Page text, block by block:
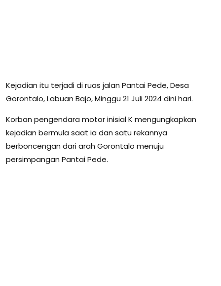
Kejadian itu terjadi di ruas jalan Pantai Pede, Desa
Gorontalo, Labuan Bajo, Minggu 21 Juli 2024 dini hari.
Korban pengendara motor inisial K mengungkapkan
kejadian bermula saat ia dan satu rekannya
berboncengan dari arah Gorontalo menuju
persimpangan Pantai Pede.